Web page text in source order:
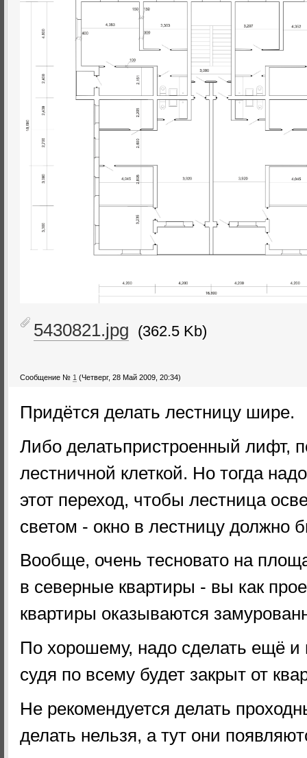
5430821.jpg (362.5 Kb)
Сообщение № 1 (Четверг, 28 Май 2009, 20:34)
Придётся делать лестницу шире.
Либо делатьпристроенный лифт,
лестничной клеткой. Но тогда
этот переход, чтобы лестница
светом - окно в лестницу должно
Вообще, очень тесновато на
в северные квартиры - вы как
квартиры оказываются
По хорошему, надо сделать ещё и
судя по всему будет закрыт от
Не рекомендуется делать
делать нельзя, а тут они